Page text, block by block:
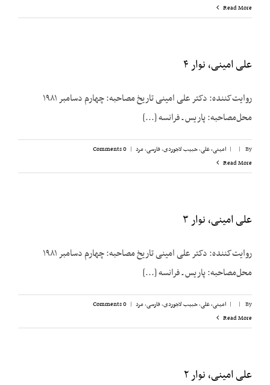
Read More
علی امینی، نوار ۴
روایت‌کننده: دکتر علی امینی تاریخ مصاحبه: چهارم دسامبر ۱۹۸۱
محل‌مصاحبه: پاریس ـ فرانسه [...]
By
|
| امینی، علی,حبیب لاجوردی,فارسی,مرد |
0 Comments
Read More
علی امینی، نوار ۳
روایت‌کننده: دکتر علی امینی تاریخ مصاحبه: چهارم دسامبر ۱۹۸۱
محل‌مصاحبه: پاریس ـ فرانسه [...]
By
|
| امینی، علی,حبیب لاجوردی,فارسی,مرد |
0 Comments
Read More
علی امینی، نوار ۲